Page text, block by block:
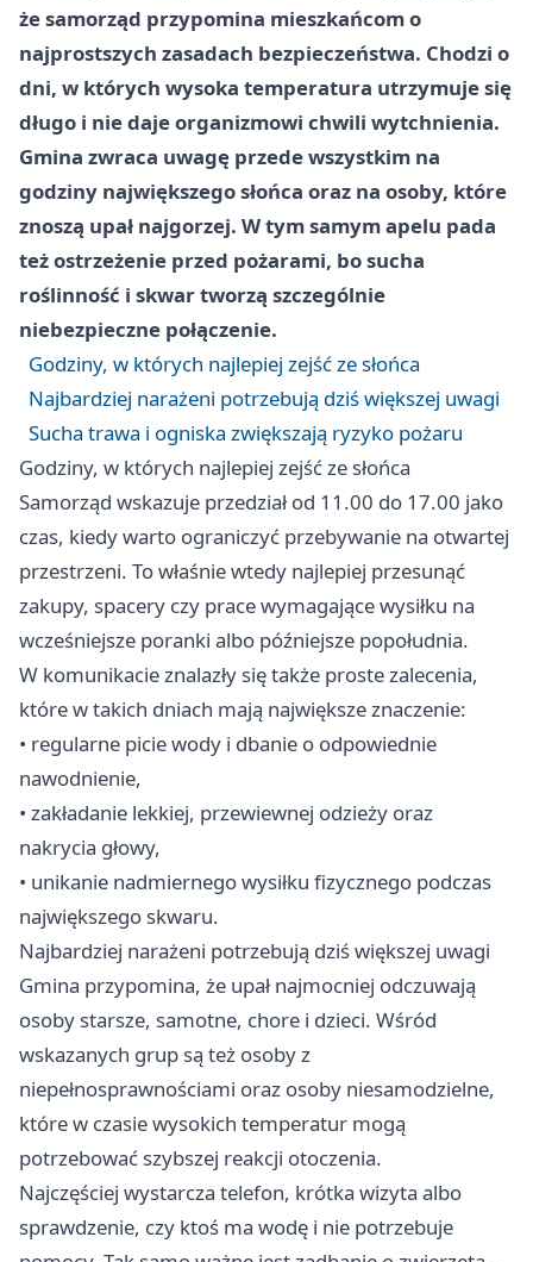
że samorząd przypomina mieszkańcom o
najprostszych zasadach bezpieczeństwa. Chodzi o
dni, w których wysoka temperatura utrzymuje się
długo i nie daje organizmowi chwili wytchnienia.
Gmina zwraca uwagę przede wszystkim na
godziny największego słońca oraz na osoby, które
znoszą upał najgorzej. W tym samym apelu pada
też ostrzeżenie przed pożarami, bo sucha
roślinność i skwar tworzą szczególnie
niebezpieczne połączenie.
Godziny, w których najlepiej zejść ze słońca
Najbardziej narażeni potrzebują dziś większej uwagi
Sucha trawa i ogniska zwiększają ryzyko pożaru
Godziny, w których najlepiej zejść ze słońca
Samorząd wskazuje przedział od 11.00 do 17.00 jako
czas, kiedy warto ograniczyć przebywanie na otwartej
przestrzeni. To właśnie wtedy najlepiej przesunąć
zakupy, spacery czy prace wymagające wysiłku na
wcześniejsze poranki albo późniejsze popołudnia.
W komunikacie znalazły się także proste zalecenia,
które w takich dniach mają największe znaczenie:
• regularne picie wody i dbanie o odpowiednie
nawodnienie,
• zakładanie lekkiej, przewiewnej odzieży oraz
nakrycia głowy,
• unikanie nadmiernego wysiłku fizycznego podczas
największego skwaru.
Najbardziej narażeni potrzebują dziś większej uwagi
Gmina przypomina, że upał najmocniej odczuwają
osoby starsze, samotne, chore i dzieci. Wśród
wskazanych grup są też osoby z
niepełnosprawnościami oraz osoby niesamodzielne,
które w czasie wysokich temperatur mogą
potrzebować szybszej reakcji otoczenia.
Najczęściej wystarcza telefon, krótka wizyta albo
sprawdzenie, czy ktoś ma wodę i nie potrzebuje